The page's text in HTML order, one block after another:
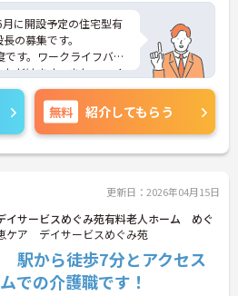
に開設予定の住宅型有
の募集です。
す。ワークライフバラ
だけます。また、マイ
苦になりません。
策ポイントなど、さら
気軽にご相談くださ
無料 紹介してもらう
更新日：2026年04月15日
サービスめぐみ苑有料老人ホーム めぐ
ケア デイサービスめぐみ苑
駅から徒歩7分とアクセス
での介護職です！